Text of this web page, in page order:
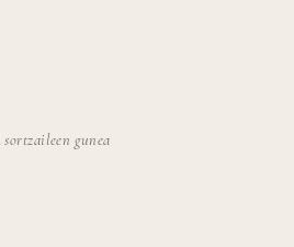
sortzaileen gunea